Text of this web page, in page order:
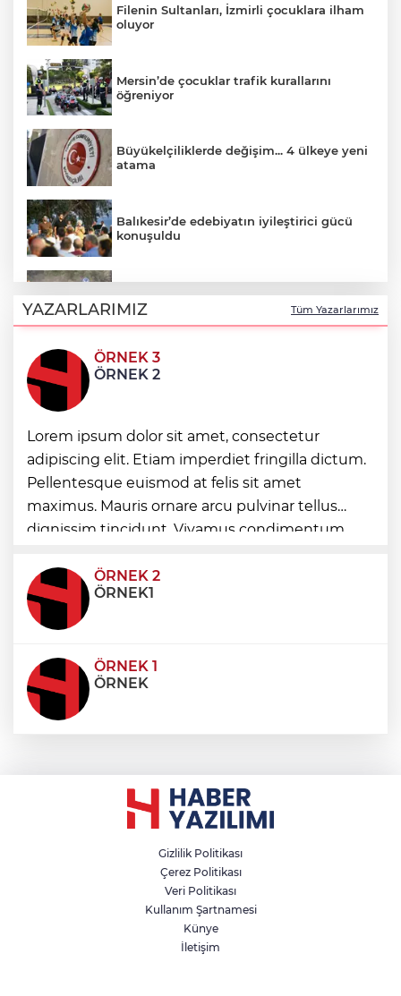
Filenin Sultanları, İzmirli çocuklara ilham
oluyor
Mersin’de çocuklar trafik kurallarını
öğreniyor
Büyükelçiliklerde değişim... 4 ülkeye yeni
atama
Balıkesir’de edebiyatın iyileştirici gücü
konuşuldu
Enduro tutkunları Kocaeli’de buluştu
Mersin’de çocuklar geleneksel oyunlarla
buluştu
Manisa’da üst geçide asansör kolaylığı
İzmir’in ilk lavanta parkı geliyor
YAZARLARIMIZ Tüm Yazarlarımız
ÖRNEK 3
ÖRNEK 2
Lorem ipsum dolor sit amet, consectetur
adipiscing elit. Etiam imperdiet fringilla dictum.
Pellentesque euismod at felis sit amet
maximus. Mauris ornare arcu pulvinar tellus
dignissim tincidunt. Vivamus condimentum
condimentum eros et, faucibus sapien. Praese
ÖRNEK 2
ÖRNEK1
ÖRNEK 1
ÖRNEK
Gizlilik Politikası
Çerez Politikası
Veri Politikası
Kullanım Şartnamesi
Künye
İletişim